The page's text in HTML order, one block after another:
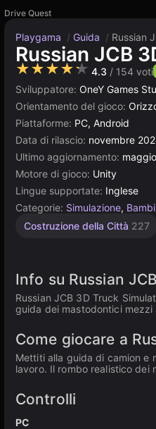
Drive Quest
Playgama / Guida / Russian
Russian JCB
★★★★★ 4.3 / 154 voti
Sviluppatore: OneY Games
Orientamento del gioco:
Piattaforme: PC, Android
Data di rilascio: novembre
Ultimo aggiornamento:
Motore di gioco: Unity
Lingue supportate: Inglese
Categorie: Simulazione,
Costruzione della Città 227
Costruzione
Gestione
Unity
Info su Russian
Russian JCB 3D Truck
guida dei mastodontici
Come giocare a
Mettiti alla guida di camion e
lavoro. Il rombo realistico dei
Controlli
PC